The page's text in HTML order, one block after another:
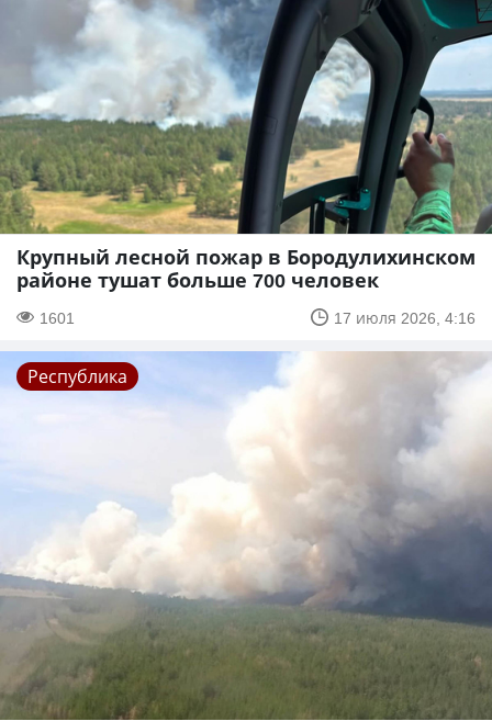
Крупный лесной пожар в Бородулихинском
районе тушат больше 700 человек
1601 17 июля 2026, 4:16
Республика